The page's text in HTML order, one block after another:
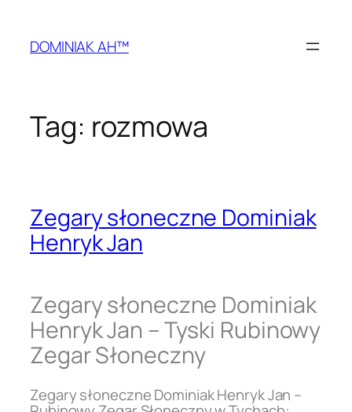
treściDOMINIAK AH™
Tag: rozmowa
Zegary słoneczne Dominiak
Henryk Jan
Zegary słoneczne Dominiak
Henryk Jan – Tyski Rubinowy
Zegar Słoneczny
Zegary słoneczne Dominiak Henryk Jan –